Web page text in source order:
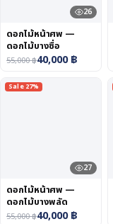
26
ดอกไม้หน้าศพ —
ดอกไม้บางซื่อ
55,000฿40,000฿
Sale 27%
27
ดอกไม้หน้าศพ —
ดอกไม้บางพลัด
55,000฿40,000฿